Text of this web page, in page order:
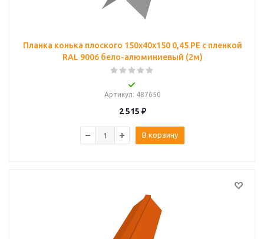
Планка конька плоского 150х40х150 0,45 PE с пленкой
RAL 9006 бело-алюминиевый (2м)
Артикул: 487650
2 515 ₽
В корзину